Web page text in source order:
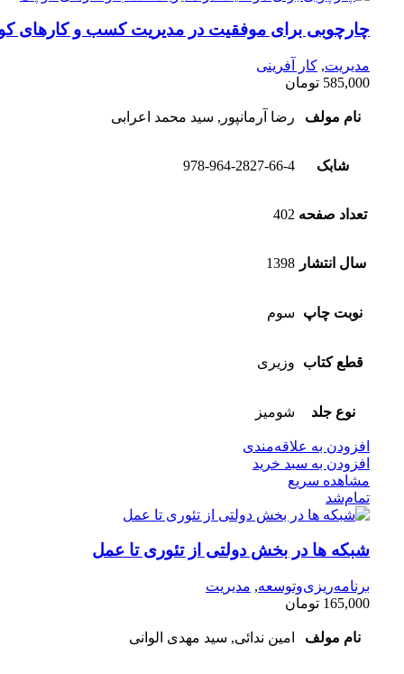
چارچوبی برای موفقیت در مدیریت کسب و کارهای
مدیریت, کار آفرینی
585,000 تومان
نام مولف رضا آرمانپور, سید محمد اعرابی
شابک 978-964-2827-66-4
تعداد صفحه 402
سال انتشار 1398
نوبت چاپ سوم
قطع کتاب وزیری
نوع جلد شومیز
افزودن به علاقه‌مندی
افزودن به سبد خرید
مشاهده سریع
تمام‌شد
شبکه ها در بخش دولتی از تئوری تا عمل
برنامه‌ریزی‌وتوسعه, مدیریت
165,000 تومان
نام مولف امین ندائی, سید مهدی الوانی